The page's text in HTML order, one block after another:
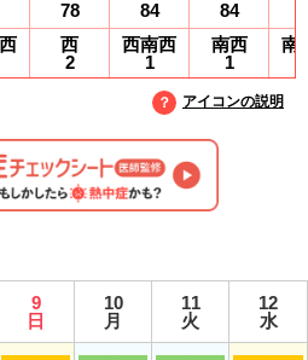
78
西
2
84
西南西
1
84
南西
1
南
アイコンの説明
9
日
10
月
11
火
12
水